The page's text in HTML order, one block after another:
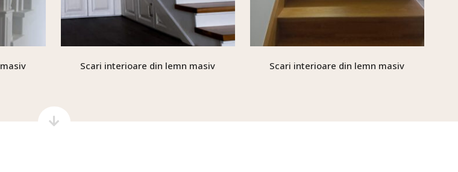
Scari interioare din lemn masiv Scari interioare din lemn masiv